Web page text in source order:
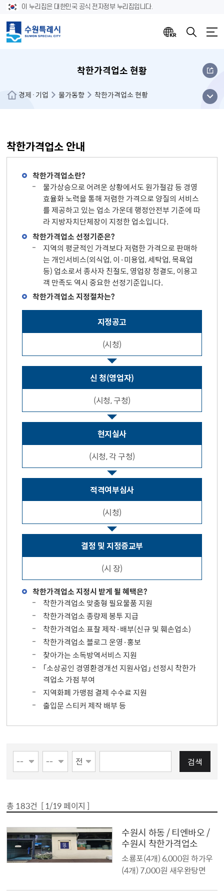
이 누리집은 대한민국 공식 전자정부 누리집입니다.
착한가격업소 현황
경제·기업 물가동향 착한가격업소 현황
메뉴
열기
착한가격업소 안내
착한가격업소란?
물가상승으로 어려운 상황에서도 원가절감 등 경영
효율화 노력을 통해 저렴한 가격으로 양질의 서비스
를 제공하고 있는 업소 가운데 행정안전부 기준에 따
라 지방자치단체장이 지정한 업소입니다.
착한가격업소 선정기준은?
지역의 평균적인 가격보다 저렴한 가격으로 판매하
는 개인서비스(외식업, 이·미용업, 세탁업, 목욕업
등) 업소로서 종사자 친절도, 영업장 청결도, 이용고
객 만족도 역시 중요한 선정기준입니다.
착한가격업소 지정절차는?
지정공고
(시청)
신 청(영업자)
(시청, 구청)
현지실사
(시청, 각 구청)
적격여부심사
(시청)
결정 및 지정증교부
(시 장)
착한가격업소 지정시 받게 될 혜택은?
착한가격업소 맞춤형 필요물품 지원
착한가격업소 종량제 봉투 지급
착한가격업소 표찰 제작·배부(신규 및 훼손업소)
착한가격업소 블로그 운영·홍보
찾아가는 소독방역서비스 지원
「소상공인 경영환경개선 지원사업」 선정시 착한가
격업소 가점 부여
지역화폐 가맹점 결제 수수료 지원
출입문 스티커 제작 배부 등
검색
총 183건 [ 1/19 페이지 ]
수원시 하동 / 티엔바오 /
수원시 착한가격업소
소룡포(4개) 6,000원 하가우
(4개) 7,000원 새우완탕면